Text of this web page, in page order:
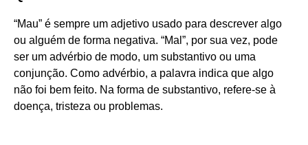
“Mau” é sempre um adjetivo usado para descrever algo
ou alguém de forma negativa. “Mal”, por sua vez, pode
ser um advérbio de modo, um substantivo ou uma
conjunção. Como advérbio, a palavra indica que algo
não foi bem feito. Na forma de substantivo, refere-se à
doença, tristeza ou problemas.